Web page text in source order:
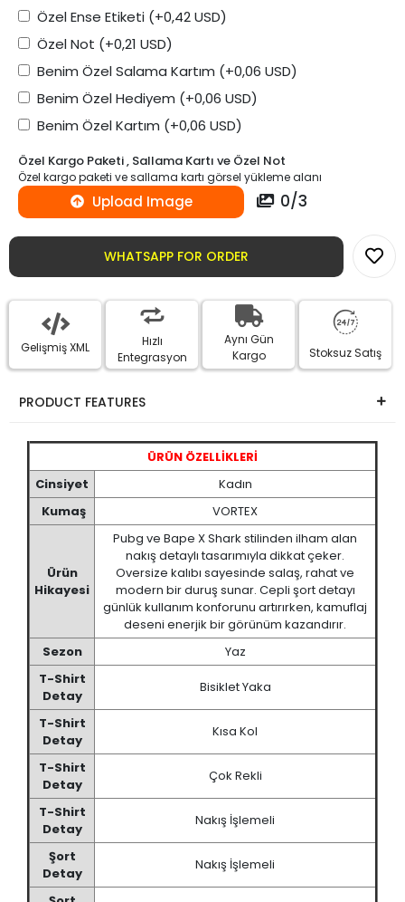
Özel Ense Etiketi (+0,42 USD)
Özel Not (+0,21 USD)
Benim Özel Salama Kartım (+0,06 USD)
Benim Özel Hediyem (+0,06 USD)
Benim Özel Kartım (+0,06 USD)
Özel Kargo Paketi , Sallama Kartı ve Özel Not
Özel kargo paketi ve sallama kartı görsel yükleme alanı
Upload Image 0/3
WHATSAPP FOR ORDER
Gelişmiş XML
Hızlı
Entegrasyon
Aynı Gün
Kargo
Stoksuz Satış
PRODUCT FEATURES
ÜRÜN ÖZELLİKLERİ
Cinsiyet
Kadın
Kumaş
VORTEX
Ürün
Hikayesi
Pubg ve Bape X Shark stilinden ilham alan
nakış detaylı tasarımıyla dikkat çeker.
Oversize kalıbı sayesinde salaş, rahat ve
modern bir duruş sunar. Cepli şort detayı
günlük kullanım konforunu artırırken, kamuflaj
deseni enerjik bir görünüm kazandırır.
Sezon
Yaz
T-Shirt
Detay
Bisiklet Yaka
T-Shirt
Detay
Kısa Kol
T-Shirt
Detay
Çok Rekli
T-Shirt
Detay
Nakış İşlemeli
Şort
Detay
Nakış İşlemeli